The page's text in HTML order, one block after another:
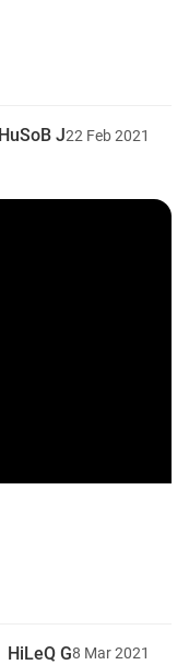
HuSoB J22 Feb2021
HiLeQ G8 Mar2021